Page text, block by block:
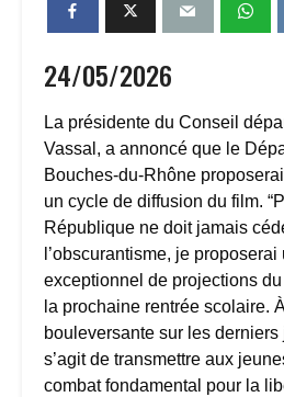
24/05/2026
La présidente du Conseil
Vassal, a annoncé que le
Bouches-du-Rhône
un cycle de diffusion du film.
République ne doit jamais
l’obscurantisme, je
exceptionnel de projections
la prochaine rentrée scolaire.
bouleversante sur les derniers
s’agit de transmettre aux
combat fondamental pour la